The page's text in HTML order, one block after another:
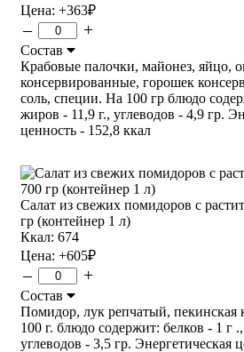
Цена: +363₽
– +
Состав
Крабовые палочки, майонез, яйцо,
консервированные, горошек
соль, специи. На 100 гр блюдо
жиров - 11,9 г., углеводов - 4,9 гр.
ценность - 152,8 ккал
Салат из свежих помидоров с
гр (контейнер 1 л)
Ккал: 674
Цена: +605₽
– +
Состав
Помидор, лук репчатый, пекинская
100 г. блюдо содержит: белков - 1 г
углеводов - 3,5 гр. Энергетическая